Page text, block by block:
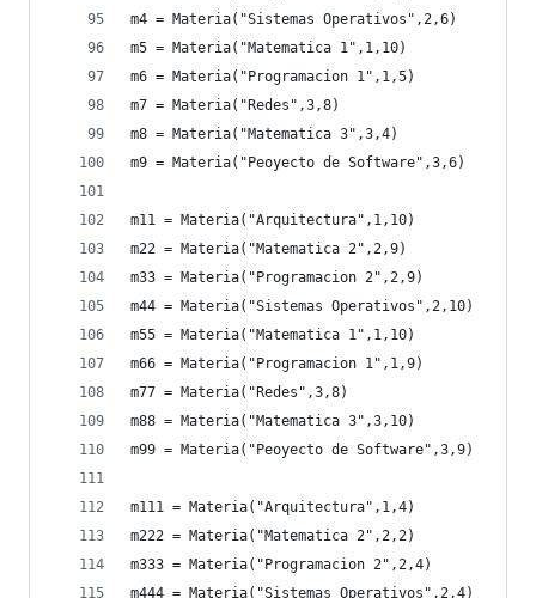
m4 = Materia("Sistemas Operativos",2,6)
m5 = Materia("Matematica 1",1,10)
m6 = Materia("Programacion 1",1,5)
m7 = Materia("Redes",3,8)
m8 = Materia("Matematica 3",3,4)
m9 = Materia("Peoyecto de Software",3,6)
m11 = Materia("Arquitectura",1,10)
m22 = Materia("Matematica 2",2,9)
m33 = Materia("Programacion 2",2,9)
m44 = Materia("Sistemas Operativos",2,10)
m55 = Materia("Matematica 1",1,10)
m66 = Materia("Programacion 1",1,9)
m77 = Materia("Redes",3,8)
m88 = Materia("Matematica 3",3,10)
m99 = Materia("Peoyecto de Software",3,9)
m111 = Materia("Arquitectura",1,4)
m222 = Materia("Matematica 2",2,2)
m333 = Materia("Programacion 2",2,4)
m444 = Materia("Sistemas Operativos",2,4)